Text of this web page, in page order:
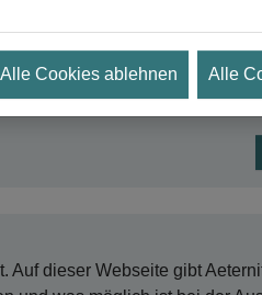
hilfreichen
sowie mit
Auf dieser Webseite gibt
Alle Cookies ablehnen Alle